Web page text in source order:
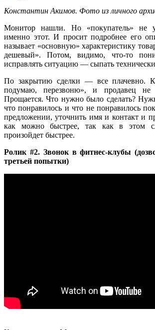
Константин Акимов. Фото из личного
Монитор нашли. Но «покупатель» не
именно этот. И просит подробнее его
называет «основную» характеристику
дешевый». Потом, видимо, что-то
исправлять ситуацию — сыпать
По закрытию сделки — все плачевно.
подумаю, перезвоню», и продавец не
Прощается. Что нужно было сделать?
что понравилось и что не понравилось
предложении, уточнить имя и контакт и
как можно быстрее, так как в этом
произойдет быстрее.
Ролик #2. Звонок в фитнес-клубы
третьей попытки)